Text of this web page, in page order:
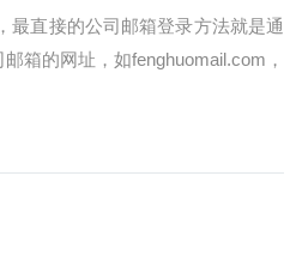
最直接的公司邮箱登录方法就是通
箱的网址，如fenghuomail.com，